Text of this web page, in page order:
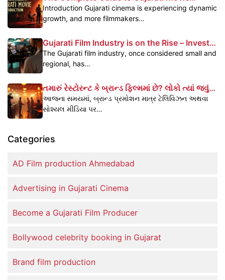
Production
Introduction Gujarati cinema is experiencing dynamic
growth, and more filmmakers…
Gujarati Film Industry is on the Rise – Invest
Today, Reap the Benefits Tomorrow
The Gujarati film industry, once considered small and
regional, has…
તમારું રેસ્ટોરન્ટ કે બ્રાન્ડ ફિલ્મમાં છે? લોકો ત્યાં જવું
પસંદ કરે છે – જાણો કેવી રીતે
આજના સમયમાં, બ્રાન્ડ પ્રમોશન માત્ર ટેલિવિઝન અથવા
સોશ્યલ મીડિયા પર…
Categories
AD Film production Ahmedabad
Advertising in Gujarati Cinema
Become a Gujarati Film Producer
Bollywood celebrity booking in Gujarat
Brand film production